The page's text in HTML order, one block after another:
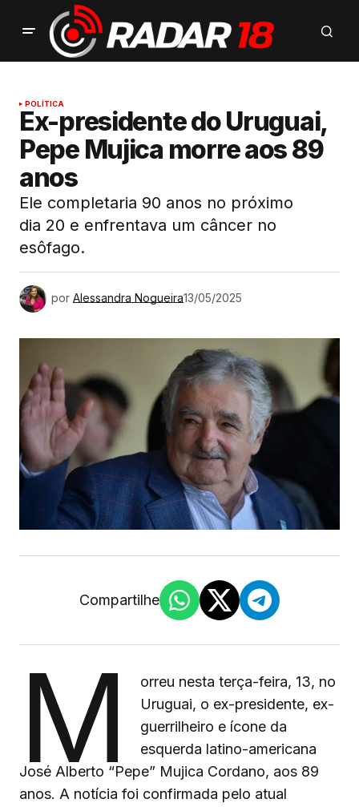
POLÍTICA
Ex-presidente do Uruguai,
Pepe Mujica morre aos 89
anos
Ele completaria 90 anos no próximo
dia 20 e enfrentava um câncer no
esôfago.
por Alessandra Nogueira13/05/2025
Compartilhe
M
orreu nesta terça-feira, 13, no
Uruguai, o ex-presidente, ex-
guerrilheiro e ícone da
esquerda latino-americana
José Alberto “Pepe” Mujica Cordano, aos 89
anos. A notícia foi confirmada pelo atual